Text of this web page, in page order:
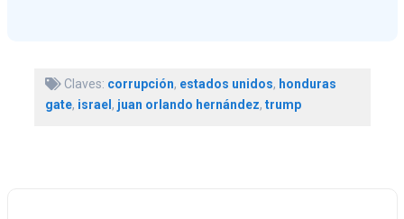
Claves: corrupción, estados unidos, honduras
gate, israel , juan orlando hernández, trump